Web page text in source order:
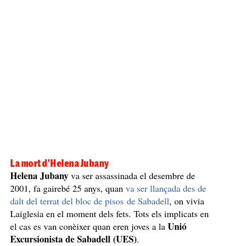
La mort d'Helena Jubany
Helena Jubany va ser assassinada el desembre de
2001, fa gairebé 25 anys, quan va ser llançada des de
dalt del terrat del bloc de pisos de Sabadell, on vivia
Laiglesia en el moment dels fets. Tots els implicats en
el cas es van conèixer quan eren joves a la Unió
Excursionista de Sabadell (UES).